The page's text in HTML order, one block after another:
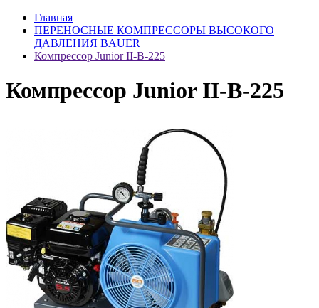
Главная
ПЕРЕНОСНЫЕ КОМПРЕССОРЫ ВЫСОКОГО
ДАВЛЕНИЯ BAUER
Компрессор Junior II-B-225
Компрессор Junior II-B-225